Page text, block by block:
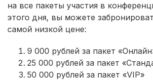
на все пакеты участия в
этого дня, вы можете
самой низкой цене:
9 000 рублей за пакет
25 000 рублей за пакет
50 000 рублей за пакет «VIP»